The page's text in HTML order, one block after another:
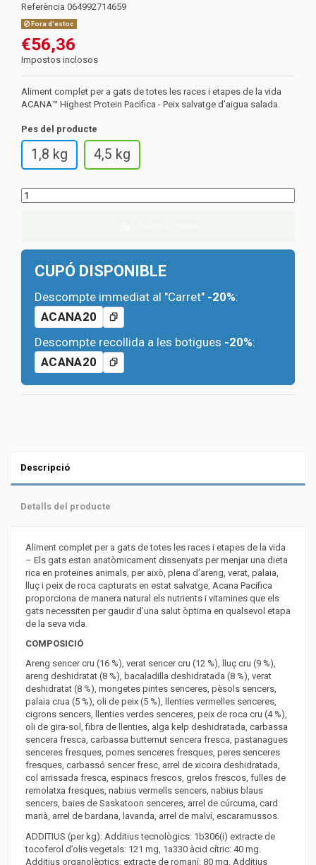
Referència 064992714659
Fora d'estoc
€56,36
Impostos inclosos
Aliment complet per a gats de totes les races i etapes de la vida
ACANA™ Highest Protein Pacifica - Peix salvatge d’aigua salada.
Pes del producte
1,8 kg 4,5 kg
CUPÓ DISPONIBLE
Descompte immediat al "Carret" -20%:
ACANA20
Descompte recollida a les botigues -20%:
ACANA20
Descripció
Detalls del producte
Aliment complet per a gats de totes les races i etapes de la vida
– Els gats estan anatòmicament dissenyats per menjar una dieta
rica en proteïnes animals, per això, plena d’areng, verat, palaia,
lluç i peix de roca capturats en estat salvatge, Acana Pacifica
proporciona de manera natural els nutrients i vitamines que els
gats necessiten per gaudir d’una salut òptima en qualsevol etapa
de la seva vida.
COMPOSICIÓ
Areng sencer cru (16 %), verat sencer cru (12 %), lluç cru (9 %),
areng deshidratat (8 %), bacaladilla deshidratada (8 %), verat
deshidratat (8 %), mongetes pintes senceres, pèsols sencers,
palaia crua (5 %), oli de peix (5 %), llenties vermelles senceres,
cigrons sencers, llenties verdes senceres, peix de roca cru (4 %),
oli de gira-sol, fibra de llenties, alga kelp deshidratada, carbassa
sencera fresca, carbassa butternut sencera fresca, pastanagues
senceres fresques, pomes senceres fresques, peres senceres
fresques, carbassó sencer fresc, arrel de xicoira deshidratada,
col arrissada fresca, espinacs frescos, grelos frescos, fulles de
remolatxa fresques, nabius vermells sencers, nabius blaus
sencers, baies de Saskatoon senceres, arrel de cúrcuma, card
marià, arrel de bardana, lavanda, arrel de malví, escaramussos.
ADDITIUS (per kg): Additius tecnològics: 1b306(i) extracte de
tocoferol d’olis vegetals: 121 mg, 1a330 àcid cítric: 40 mg.
Additius organolèptics: extracte de romaní: 80 mg. Additius